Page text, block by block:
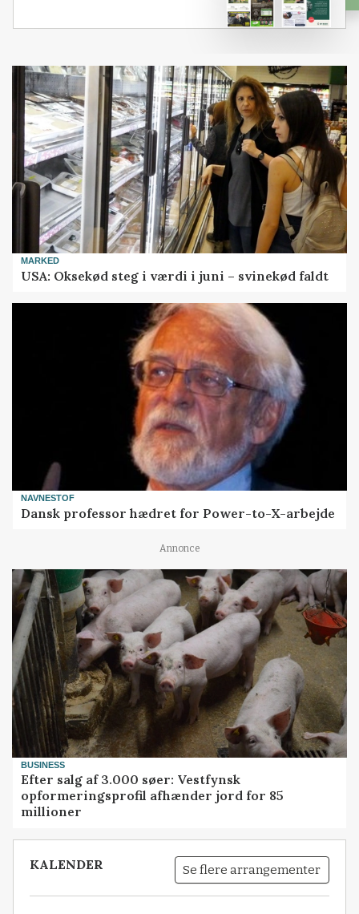
MARKED
USA: Oksekød steg i værdi i juni – svinekød faldt
NAVNESTOF
Dansk professor hædret for Power-to-X-arbejde
Annonce
BUSINESS
Efter salg af 3.000 søer: Vestfynsk
opformeringsprofil afhænder jord for 85
millioner
KALENDER Se flere arrangementer